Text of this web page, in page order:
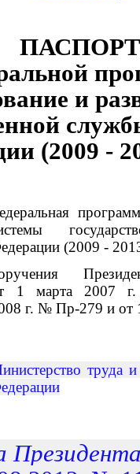
ПАСПОРТ
и
(2009 -
(2009 -
1 марта 2007
г. № Пр-279 и от
труда